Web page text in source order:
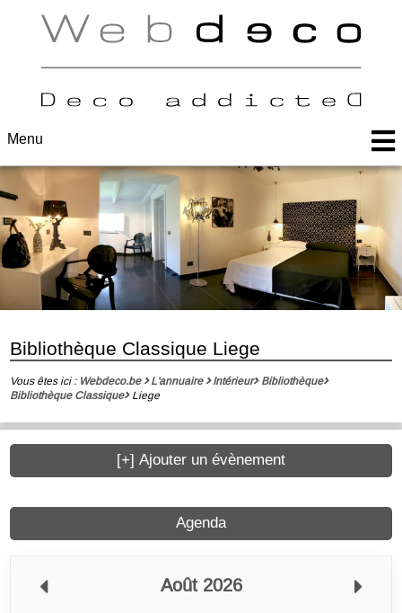
Menu
Bibliothèque Classique Liege
Vous êtes ici : Webdeco.be L'annuaire Intérieur
Bibliothèque
Bibliothèque Classique
Liege
Agenda
Août 2026
[+] Ajouter un évènement